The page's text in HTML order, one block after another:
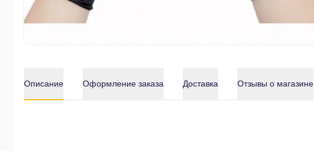
Описание Оформление заказа Доставка Отзывы о магазине